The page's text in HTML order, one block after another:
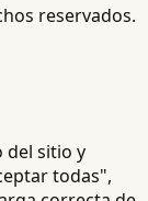
reservados.
del sitio y
todas",